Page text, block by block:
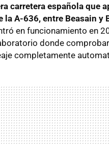
carretera española que
la A-636, entre Beasain y
en funcionamiento en
donde
completamente